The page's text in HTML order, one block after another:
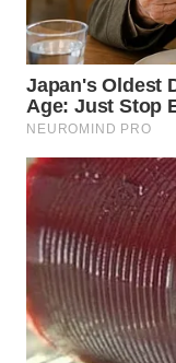
KALTIM
WN
SULSEL
GORONTALO
WN
SULUT
WN
MALUKU